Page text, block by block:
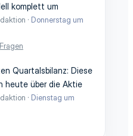
komplett um
Donnerstag um
Quartalsbilanz: Diese
heute über die Aktie
Dienstag um